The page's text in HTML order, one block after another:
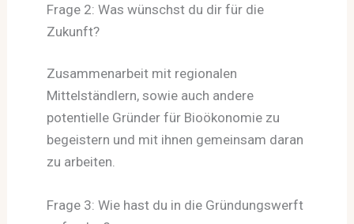
Frage 2: Was wünschst du dir für die
Zukunft?
Zusammenarbeit mit regionalen
Mittelständlern, sowie auch andere
potentielle Gründer für Bioökonomie zu
begeistern und mit ihnen gemeinsam daran
zu arbeiten.
Frage 3: Wie hast du in die Gründungswerft